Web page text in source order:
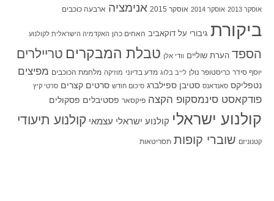
אוסקר 2013 אוסקר 2014 אוסקר 2015 אנימציה ארבעה כוכבים
ביקורת גיבורי על דוקאביב האחים כהן האקדמיה הישראלית לקולנוע
הספד הערת שוליים וודי אלן טבלת המבקרים טריילרים
יוסף סידר כריסטופר נולן לייב בלוג מדע בדיוני מוזיקה מלחמת הכוכבים מפיצים
נטפליקס סאנדאנס סטיבן ספילברג סיכום חודש סרטים קצרים סרטי קיץ
פודקאסט סינמסקופ הקצה פיקסאר פסטיבלים פסקולים
קולנוע ישראלי קולנוע ישראלי עצמאי קולנוע תיעודי
קטנוניזם שוברי קופות תסריטאות